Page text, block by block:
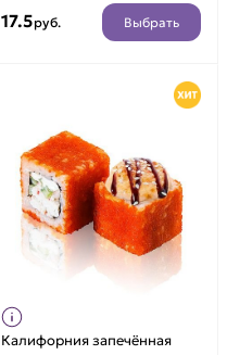
17.5руб. Выбрать
Калифорния запечённая